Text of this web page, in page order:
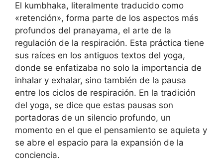
El kumbhaka, literalmente traducido como
«retención», forma parte de los aspectos más
profundos del pranayama, el arte de la
regulación de la respiración. Esta práctica tiene
sus raíces en los antiguos textos del yoga,
donde se enfatizaba no solo la importancia de
inhalar y exhalar, sino también de la pausa
entre los ciclos de respiración. En la tradición
del yoga, se dice que estas pausas son
portadoras de un silencio profundo, un
momento en el que el pensamiento se aquieta y
se abre el espacio para la expansión de la
conciencia.